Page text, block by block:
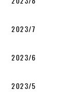
2023/7
2023/6
2023/5